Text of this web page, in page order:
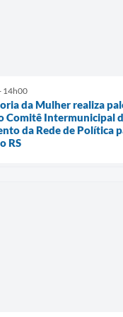
14h00
da Mulher realiza
Comitê Intermunicipal
da Rede de Política
RS